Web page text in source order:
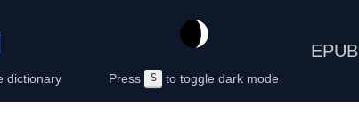
dictionary Press S to toggle dark mode
EPUB